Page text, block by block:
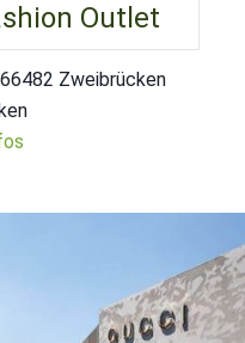
Outlet
Zweibrücken